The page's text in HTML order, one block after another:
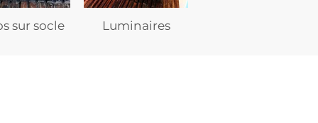
sur socle Luminaires